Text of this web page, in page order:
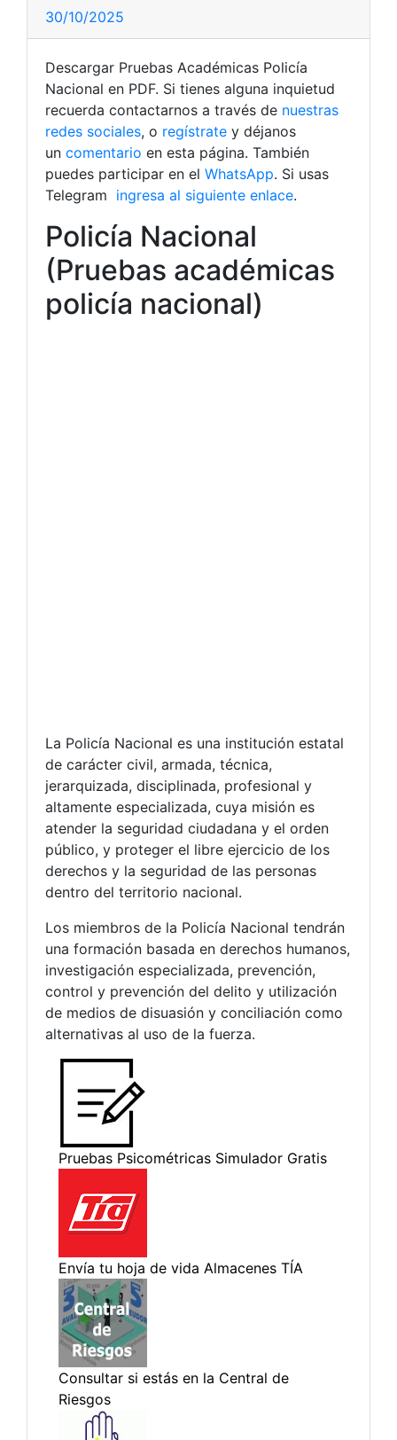
30/10/2025
Descargar Pruebas Académicas Policía
Nacional en PDF. Si tienes alguna inquietud
recuerda contactarnos a través de nuestras
redes sociales, o regístrate y déjanos
un comentario en esta página. También
puedes participar en el WhatsApp. Si usas
Telegram ingresa al siguiente enlace.
Policía Nacional
(Pruebas académicas
policía nacional)
La Policía Nacional es una institución estatal
de carácter civil, armada, técnica,
jerarquizada, disciplinada, profesional y
altamente especializada, cuya misión es
atender la seguridad ciudadana y el orden
público, y proteger el libre ejercicio de los
derechos y la seguridad de las personas
dentro del territorio nacional.
Los miembros de la Policía Nacional tendrán
una formación basada en derechos humanos,
investigación especializada, prevención,
control y prevención del delito y utilización
de medios de disuasión y conciliación como
alternativas al uso de la fuerza.